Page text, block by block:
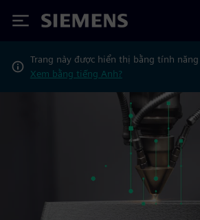
Siemens
Trang này được hiển thị bằng tính
Xem bằng tiếng Anh?